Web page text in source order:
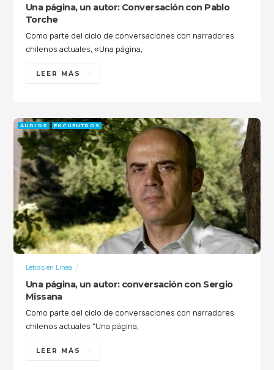
Una página, un autor: Conversación con Pablo
Torche
Como parte del ciclo de conversaciones con narradores
chilenos actuales, «Una página,
LEER MÁS
Una página, un autor: conversación con Sergio
Missana
Letras en Línea
AUDIOS ENCUENTROS
Como parte del ciclo de conversaciones con narradores
chilenos actuales “Una página,
LEER MÁS